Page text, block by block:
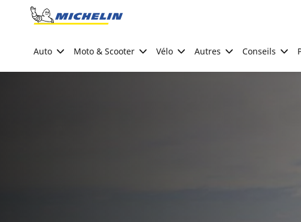
Go to page content
Auto Moto & Scooter Vélo Autres Conseils